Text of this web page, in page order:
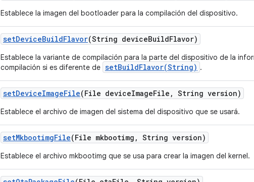
Establece la imagen del bootloader para la compilación del dispositivo.
setDeviceBuildFlavor(String deviceBuildFlavor)
Establece la variante de compilación para la parte del dispositivo de la
compilación si es diferente de setBuildFlavor(String) .
setDeviceImageFile(File deviceImageFile , String version)
Establece el archivo de imagen del sistema del dispositivo que se usará.
setMkbootimgFile(File mkbootimg , String version)
Establece el archivo mkbootimg que se usa para crear la imagen del kernel.